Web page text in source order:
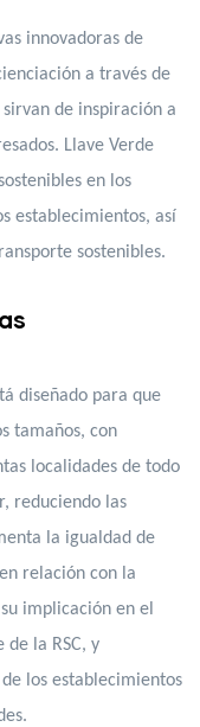
innovadoras de
a través de
sirvan de inspiración a
Llave Verde
en los
establecimientos, así
sostenibles.
diseñado para que
tamaños, con
localidades de todo
reduciendo las
la igualdad de
relación con la
implicación en el
la RSC, y
los establecimientos